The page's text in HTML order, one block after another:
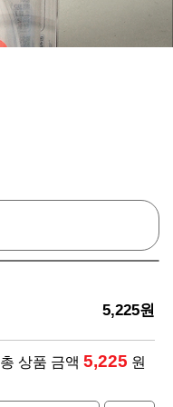
5,225원
총 상품 금액 5,225 원